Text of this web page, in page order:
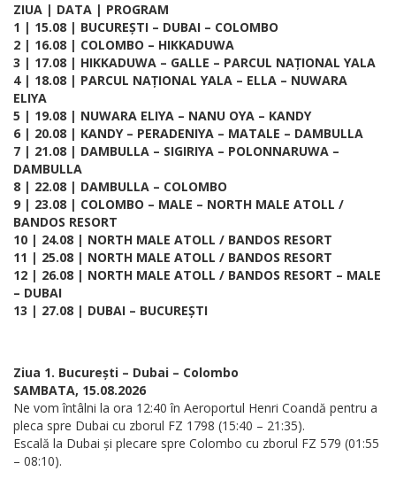
ZIUA | DATA | PROGRAM
1 | 15.08 | BUCUREȘTI – DUBAI – COLOMBO
2 | 16.08 | COLOMBO – HIKKADUWA
3 | 17.08 | HIKKADUWA – GALLE – PARCUL NAȚIONAL YALA
4 | 18.08 | PARCUL NAȚIONAL YALA – ELLA – NUWARA
ELIYA
5 | 19.08 | NUWARA ELIYA – NANU OYA – KANDY
6 | 20.08 | KANDY – PERADENIYA – MATALE – DAMBULLA
7 | 21.08 | DAMBULLA – SIGIRIYA – POLONNARUWA –
DAMBULLA
8 | 22.08 | DAMBULLA – COLOMBO
9 | 23.08 | COLOMBO – MALE – NORTH MALE ATOLL /
BANDOS RESORT
10 | 24.08 | NORTH MALE ATOLL / BANDOS RESORT
11 | 25.08 | NORTH MALE ATOLL / BANDOS RESORT
12 | 26.08 | NORTH MALE ATOLL / BANDOS RESORT – MALE
– DUBAI
13 | 27.08 | DUBAI – BUCUREȘTI
Ziua 1. București – Dubai – Colombo
SAMBATA, 15.08.2026
Ne vom întâlni la ora 12:40 în Aeroportul Henri Coandă pentru a
pleca spre Dubai cu zborul FZ 1798 (15:40 – 21:35).
Escală la Dubai și plecare spre Colombo cu zborul FZ 579 (01:55
– 08:10).